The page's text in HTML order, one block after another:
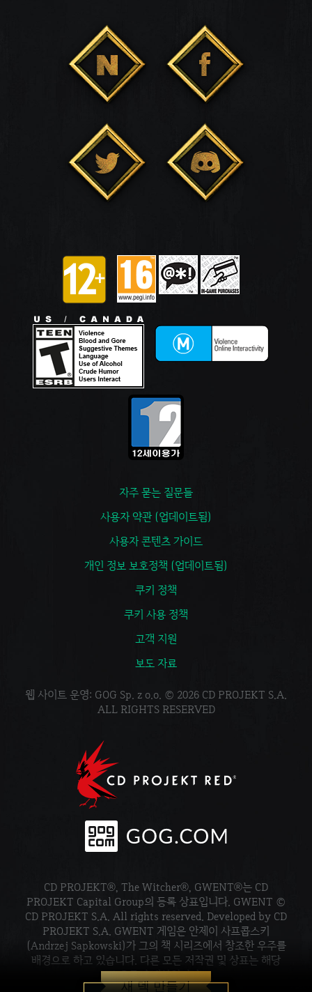
새 덱 만들기
자주 묻는 질문들
사용자 약관 (업데이트됨)
사용자 콘텐츠 가이드
개인 정보 보호정책 (업데이트됨)
쿠키 정책
쿠키 사용 정책
고객 지원
보도 자료
웹 사이트 운영: GOG Sp. z o.o. © 2026 CD PROJEKT S.A.
ALL RIGHTS RESERVED
CD PROJEKT®, The Witcher®, GWENT®는 CD
PROJEKT Capital Group의 등록 상표입니다. GWENT ©
CD PROJEKT S.A. All rights reserved. Developed by CD
PROJEKT S.A. GWENT 게임은 안제이 사프콥스키
(Andrzej Sapkowski)가 그의 책 시리즈에서 창조한 우주를
배경으로 하고 있습니다. 다른 모든 저작권 및 상표는 해당
소유주의 재산입니다.